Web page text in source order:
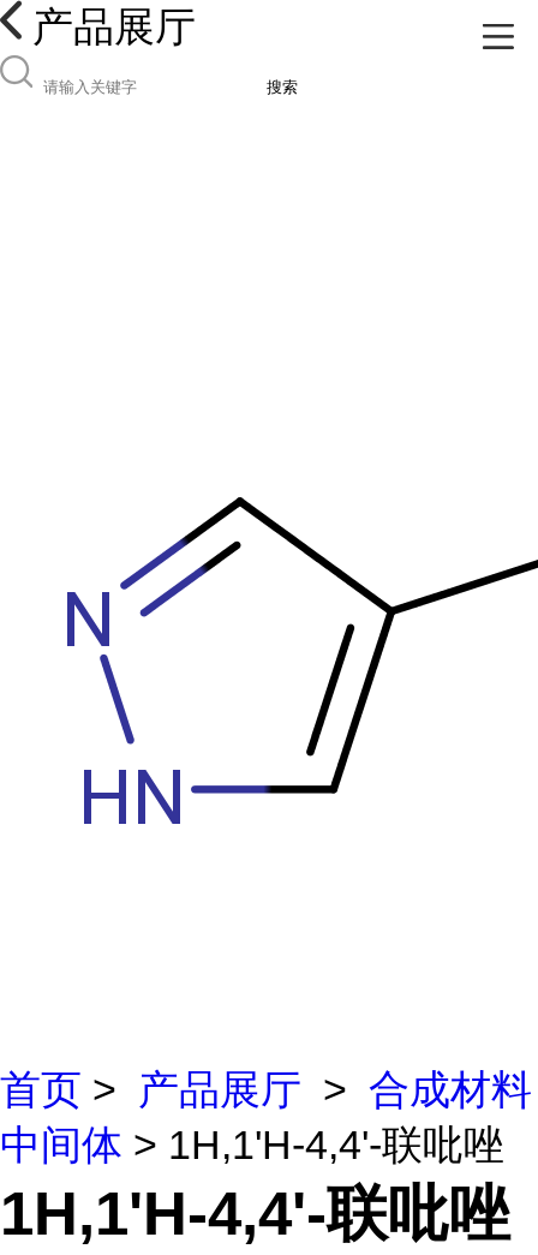
产品展厅
搜索
首页 > 产品展厅 > 合成材料
中间体 > 1H,1'H-4,4'-联吡唑
1H,1'H-4,4'-联吡唑